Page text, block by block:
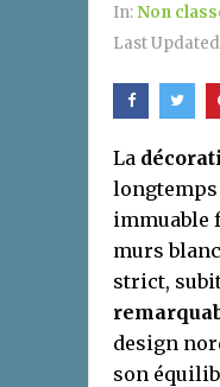
In:Non
Last
La
longtemps
immuable
murs
strict,
design
son